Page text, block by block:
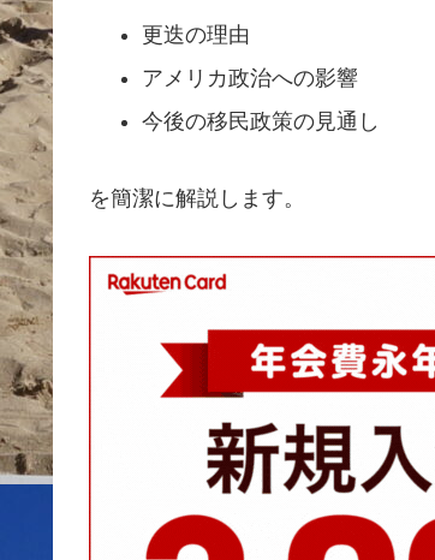
更迭の理由
アメリカ政治への影響
今後の移民政策の見通し
を簡潔に解説します。